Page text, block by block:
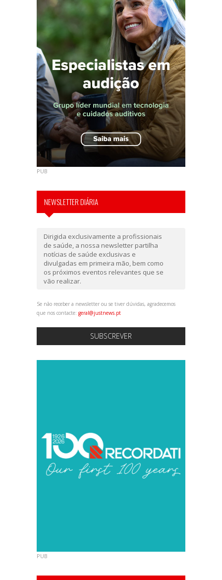
PUB
NEWSLETTER DIÁRIA
Dirigida exclusivamente a profissionais
de saúde, a nossa newsletter partilha
notícias de saúde exclusivas e
divulgadas em primeira mão, bem como
os próximos eventos relevantes que se
vão realizar.
Se não receber a newsletter ou se tiver dúvidas, agradecemos
que nos contacte: geral@justnews.pt
SUBSCREVER
PUB